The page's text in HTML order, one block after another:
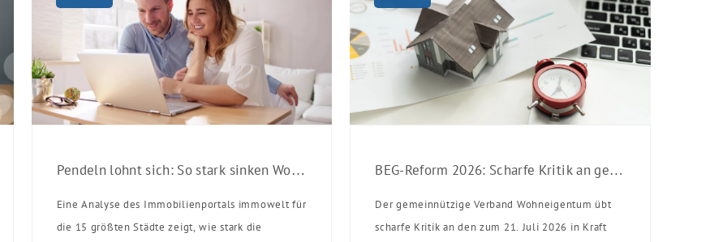
Pendeln lohnt sich: So stark sinken Wohnungspreise im Umland
Eine Analyse des Immobilienportals immowelt für
die 15 größten Städte zeigt, wie stark die
BEG-Reform 2026: Scharfe Kritik an gekürzten Sanierungsförderungen
Der gemeinnützige Verband Wohneigentum übt
scharfe Kritik an den zum 21. Juli 2026 in Kraft